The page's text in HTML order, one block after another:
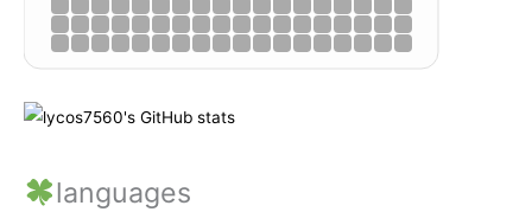
languages